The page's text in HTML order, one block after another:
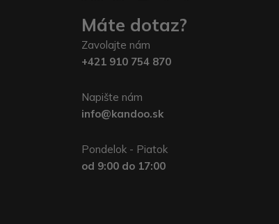
Máte dotaz?
Zavolajte nám
+421 910 754 870
Napište nám
info@kandoo.sk
Pondelok - Piatok
od 9:00 do 17:00